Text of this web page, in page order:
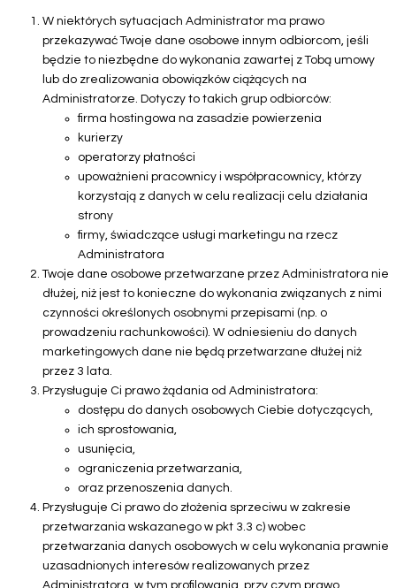
W niektórych sytuacjach Administrator ma prawo
przekazywać Twoje dane osobowe innym odbiorcom, jeśli
będzie to niezbędne do wykonania zawartej z Tobą umowy
lub do zrealizowania obowiązków ciążących na
Administratorze. Dotyczy to takich grup odbiorców:
firma hostingowa na zasadzie powierzenia
kurierzy
operatorzy płatności
upoważnieni pracownicy i współpracownicy, którzy
korzystają z danych w celu realizacji celu działania
strony
firmy, świadczące usługi marketingu na rzecz
Administratora
Twoje dane osobowe przetwarzane przez Administratora nie
dłużej, niż jest to konieczne do wykonania związanych z nimi
czynności określonych osobnymi przepisami (np. o
prowadzeniu rachunkowości). W odniesieniu do danych
marketingowych dane nie będą przetwarzane dłużej niż
przez 3 lata.
Przysługuje Ci prawo żądania od Administratora:
dostępu do danych osobowych Ciebie dotyczących,
ich sprostowania,
usunięcia,
ograniczenia przetwarzania,
oraz przenoszenia danych.
Przysługuje Ci prawo do złożenia sprzeciwu w zakresie
przetwarzania wskazanego w pkt 3.3 c) wobec
przetwarzania danych osobowych w celu wykonania prawnie
uzasadnionych interesów realizowanych przez